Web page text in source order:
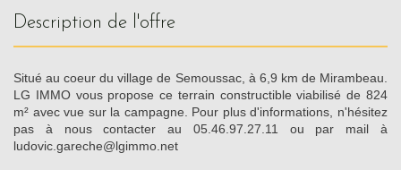
description de l'offre
Situé au coeur du village de Semoussac, à 6,9 km de Mirambeau.
LG IMMO vous propose ce terrain constructible viabilisé de 824
m² avec vue sur la campagne. Pour plus d'informations, n'hésitez
pas à nous contacter au 05.46.97.27.11 ou par mail à
ludovic.gareche@lgimmo.net